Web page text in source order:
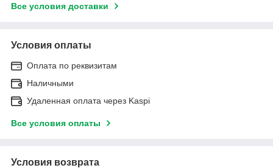
Все условия доставки
Условия оплаты
Оплата по реквизитам
Наличными
Удаленная оплата через Kaspi
Все условия оплаты
Условия возврата